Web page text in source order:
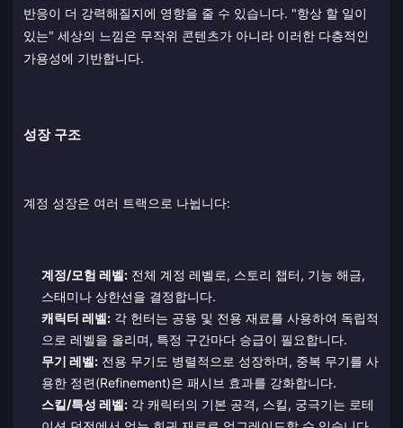
반응이 더 강력해질지에 영향을 줄 수 있습니다. "항상 할 일이
있는" 세상의 느낌은 무작위 콘텐츠가 아니라 이러한 다층적인
가용성에 기반합니다.
성장 구조
계정 성장은 여러 트랙으로 나뉩니다:
계정/모험 레벨:전체 계정 레벨로, 스토리 챕터, 기능 해금,
스태미나 상한선을 결정합니다.
캐릭터 레벨:각 헌터는 공용 및 전용 재료를 사용하여 독립적
으로 레벨을 올리며, 특정 구간마다 승급이 필요합니다.
무기 레벨:전용 무기도 병렬적으로 성장하며, 중복 무기를 사
용한 정련(Refinement)은 패시브 효과를 강화합니다.
스킬/특성 레벨:각 캐릭터의 기본 공격, 스킬, 궁극기는 로테